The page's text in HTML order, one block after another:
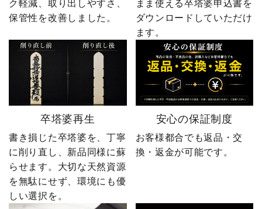
ク軽減、取り出しやすさ、
保管性を改善しました。
まま使える卒塔婆申込書を
ダウンロードしていただけ
ます。
卒塔婆再生
書き損じた卒塔婆を、丁寧
に削り直し、新品同様に蘇
らせます。大切な天然資源
を無駄にせず、環境にも優
しい選択を。
安心の保証制度
お客様都合でも返品・交
換・返金が可能です。